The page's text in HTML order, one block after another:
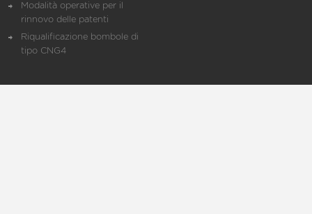
Modalità operative per il
rinnovo delle patenti
Riqualificazione bombole di
tipo CNG4